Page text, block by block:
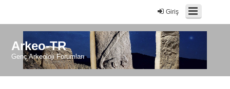
Giriş
Arkeo-TR
Genç Arkeoloji Forumları